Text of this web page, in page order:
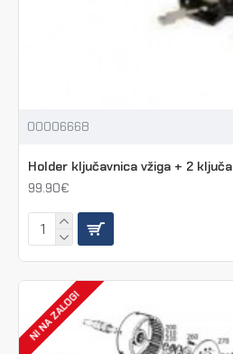
00006668
Holder ključavnica vžiga + 2 ključa
99.90€
NI NA ZALOGI